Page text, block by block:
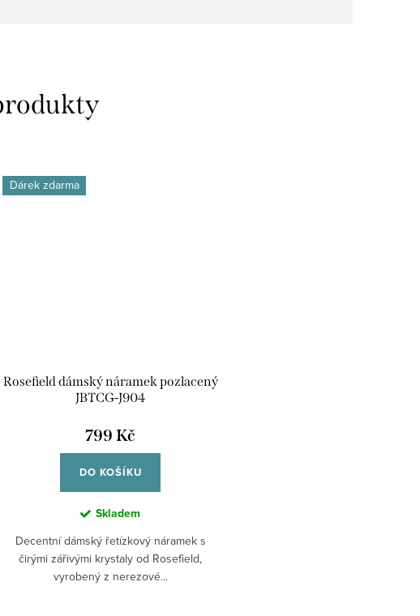
Dárek zdarma
Rosefield dámský náramek pozlacený
JBTCG-J904
799 Kč
DO KOŠÍKU
Skladem
Decentní dámský řetízkový náramek s
čirými zářivými krystaly od Rosefield,
vyrobený z nerezové...